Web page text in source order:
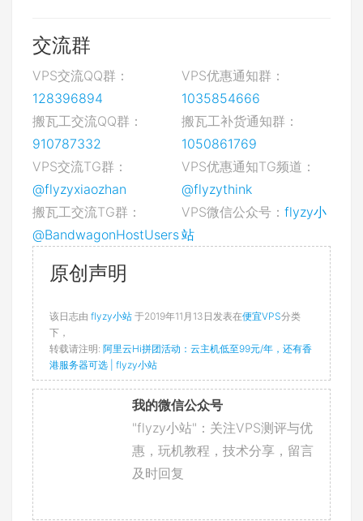
交流群
VPS交流QQ群：
128396894
VPS优惠通知群：
1035854666
搬瓦工交流QQ群：
910787332
搬瓦工补货通知群：
1050861769
VPS交流TG群：
@flyzyxiaozhan
VPS优惠通知TG频道：
@flyzythink
搬瓦工交流TG群：
@BandwagonHostUsers
VPS微信公众号： flyzy小
站
原创声明
该日志由 flyzy小站 于2019年11月13日发表在便宜VPS分类
下，
转载请注明: 阿里云Hi拼团活动：云主机低至99元/年，还有香
港服务器可选 | flyzy小站
我的微信公众号
"flyzy小站"：关注VPS测评与优
惠，玩机教程，技术分享，留言
及时回复